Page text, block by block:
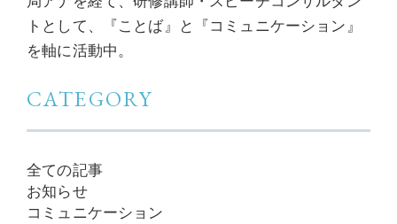
トとして、『ことば』と『コミュニケーション』
を軸に活動中。
CATEGORY
全ての記事
お知らせ
コミュニケーション